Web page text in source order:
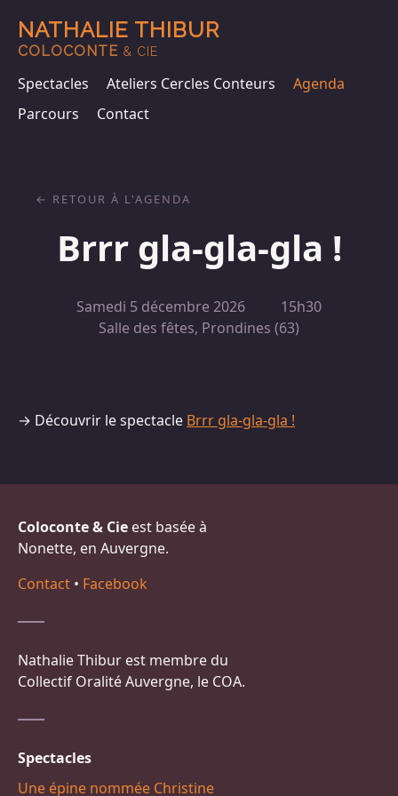
NATHALIE THIBUR
COLOCONTE & CIE
Spectacles Ateliers Cercles Conteurs
Agenda
Parcours
Contact
Brrr gla-gla-gla !
Samedi 5 décembre 2026
15h30
Salle des fêtes, Prondines (63)
RETOUR À L'AGENDA
→ Découvrir le spectacle Brrr gla-gla-gla !
Coloconte & Cie est basée à
Nonette, en Auvergne.
Contact • Facebook
Nathalie Thibur est membre du
Collectif Oralité Auvergne, le COA.
Spectacles
Une épine nommée Christine